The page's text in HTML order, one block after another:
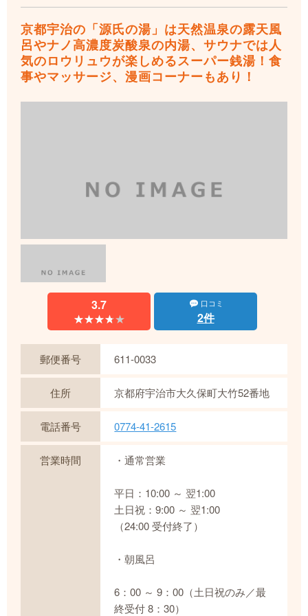
京都宇治の「源氏の湯」は天然温泉の露天風
呂やナノ高濃度炭酸泉の内湯、サウナでは人
気のロウリュウが楽しめるスーパー銭湯！食
事やマッサージ、漫画コーナーもあり！
3.7
★★★★★
★★★★★
口コミ
2件
郵便番号 611-0033
住所 京都府宇治市大久保町大竹52番地
電話番号 0774-41-2615
営業時間 ・通常営業
平日：10:00 ～ 翌1:00
土日祝：9:00 ～ 翌1:00
（24:00 受付終了）
・朝風呂
6：00 ～ 9：00（土日祝のみ／最
終受付 8：30）